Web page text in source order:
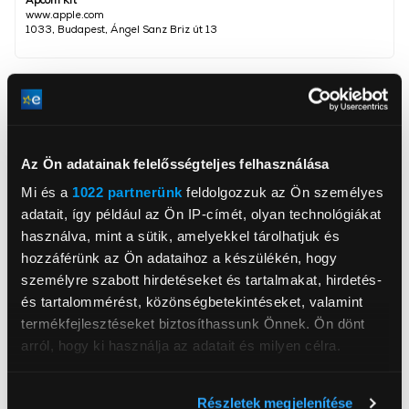
Az Ön adatainak felelősségteljes felhasználása
Mi és a 1022 partnerünk feldolgozzuk az Ön személyes
adatait, így például az Ön IP-címét, olyan technológiákat
használva, mint a sütik, amelyekkel tárolhatjuk és
hozzáférünk az Ön adataihoz a készülékén, hogy
személyre szabott hirdetéseket és tartalmakat, hirdetés-
és tartalommérést, közönségbetekintéseket, valamint
termékfejlesztéseket biztosíthassunk Önnek. Ön dönt
arról, hogy ki használja az adatait és milyen célra.
Részletek megjelenítése
www.apple.com
1033, Budapest, Ángel Sanz Briz út 13
Kijelző méret
Processzor
Apple A18
Igen
Operációs rendszer
iOS
Főkamera felbontása
48 megapixel
Előlapi kamera felbontás
12 megapixel
Hátlapi kamerák száma
2 db